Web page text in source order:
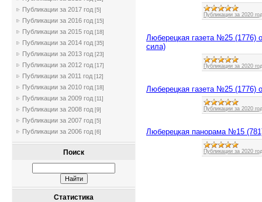
Публикации за 2017 год [5]
Публикации за 2016 год [15]
Публикации за 2015 год [18]
Публикации за 2014 год [35]
Публикации за 2013 год [23]
Публикации за 2012 год [17]
Публикации за 2011 год [12]
Публикации за 2010 год [18]
Публикации за 2009 год [11]
Публикации за 2008 год [9]
Публикации за 2007 год [5]
Публикации за 2006 год [6]
Поиск
Статистика
Публикации за 2020 год
Люберецкая газета №25 (1776)
сила)
Публикации за 2020 год
Люберецкая газета №25 (1776)
Публикации за 2020 год
Люберецкая панорама №15
Публикации за 2020 год